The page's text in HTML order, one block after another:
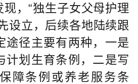
，“独生子女父母护理
设立，后续各地陆续跟
途径主要有两种，一是
计划生育条例，二是写
障条例或养老服务条